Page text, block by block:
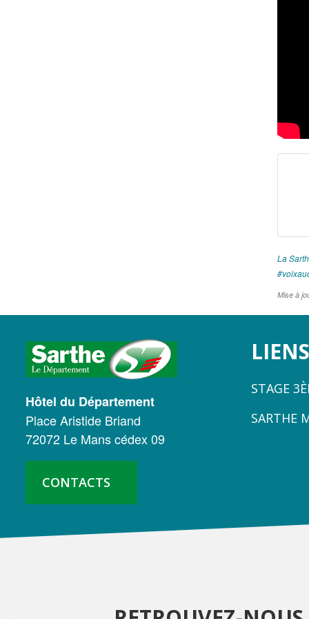
La
Mise à
LOGO
DU
CONSEIL
DÉPARTEMENTAL
DE
LA
SARTHE
Hôtel du Département
Place Aristide Briand
72072 Le Mans cédex 09
CONTACTS
STAGE
SARTHE